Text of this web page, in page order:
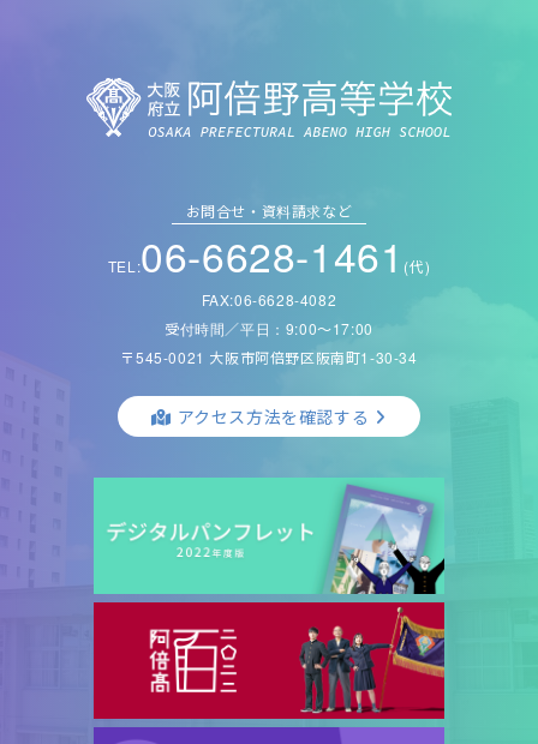
お問合せ・資料請求など
TEL:06-6628-1461 (代)
FAX:06-6628-4082
受付時間／平日：9:00〜17:00
〒545-0021 大阪市阿倍野区阪南町1-30-34
アクセス方法を確認する